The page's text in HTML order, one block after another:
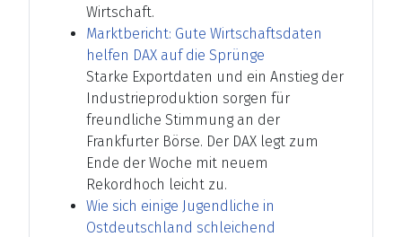
Wirtschaft.
Marktbericht: Gute Wirtschaftsdaten
helfen DAX auf die Sprünge
Starke Exportdaten und ein Anstieg der
Industrieproduktion sorgen für
freundliche Stimmung an der
Frankfurter Börse. Der DAX legt zum
Ende der Woche mit neuem
Rekordhoch leicht zu.
Wie sich einige Jugendliche in
Ostdeutschland schleichend